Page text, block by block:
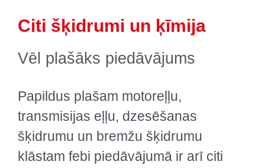
Citi šķidrumi un ķīmija
Vēl plašāks piedāvājums
Papildus plašam motoreļļu,
transmisijas eļļu, dzesēšanas
šķidrumu un bremžu šķidrumu
klāstam febi piedāvājumā ir arī citi